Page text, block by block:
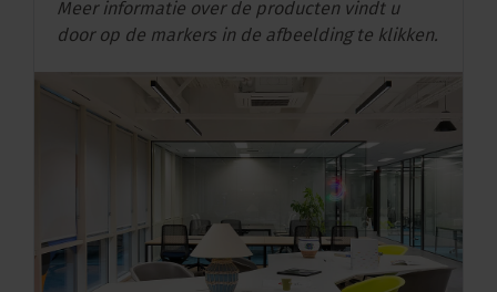
Meer informatie over de producten vindt u
door op de markers in de afbeelding te klikken.